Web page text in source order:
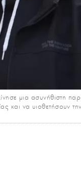
μια ασυνήθιστη
και να υιοθετήσουν